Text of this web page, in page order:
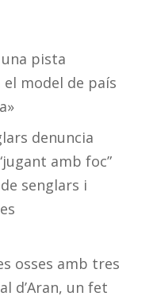
pista
el model de país
denuncia
amb foc”
senglars i
osses amb tres
d’Aran, un fet